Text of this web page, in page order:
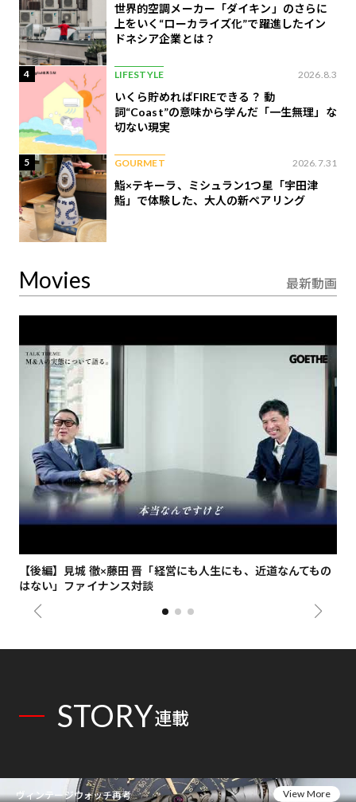
世界的空調メーカー「ダイキン」のさらに
上をいく“ローカライズ化”で躍進したイン
ドネシア企業とは？
4 LIFESTYLE 2026.8.3
いくら貯めればFIREできる？ 動
詞“Coast”の意味から学んだ「一生無理」な
切ない現実
5 GOURMET 2026.7.31
鮨×テキーラ、ミシュラン1つ星「宇田津
鮨」で体験した、大人の新ペアリング
Movies 最新動画
【後編】見城 徹×藤田 晋「経営にも人生にも、近道なんてもの
はない」ファイナンス対談
STORY連載
ヴィンテージウォッチ再考
View More